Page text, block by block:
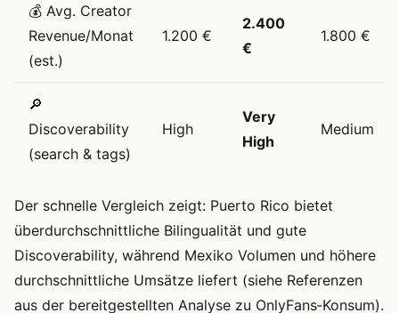
💰 Avg. Creator
Revenue/Monat
(est.)
1.200 €
2.400
€
1.800 €
🔎
Discoverability
(search & tags)
High
Very
High
Medium
Der schnelle Vergleich zeigt: Puerto Rico bietet
überdurchschnittliche Bilingualität und gute
Discoverability, während Mexiko Volumen und höhere
durchschnittliche Umsätze liefert (siehe Referenzen
aus der bereitgestellten Analyse zu OnlyFans‑Konsum).